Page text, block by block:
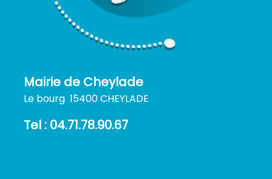
Mairie de Cheylade
Le bourg 15400 CHEYLADE
Tel : 04.71.78.90.67